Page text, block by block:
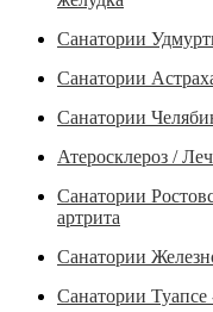
Санатории
Санатории
Санатории
Атеросклероз /
Санатории
артрита
Санатории
Санатории Туапсе